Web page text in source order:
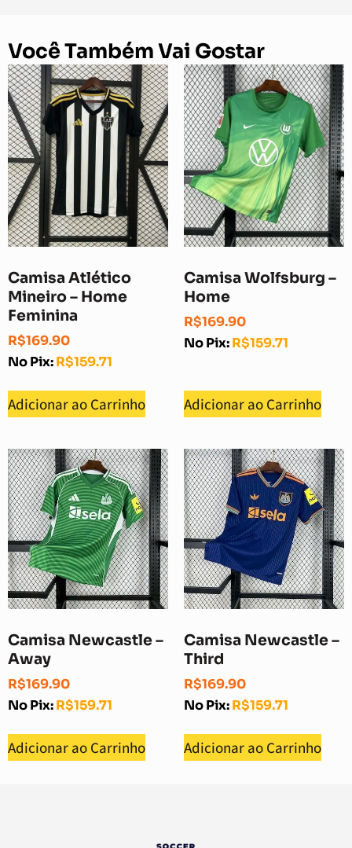
Você Também Vai Gostar
Camisa Atlético
Mineiro – Home
Feminina
R$169.90
No Pix:R$159.71
Adicionar ao Carrinho
Camisa Wolfsburg –
Home
R$169.90
No Pix:R$159.71
Adicionar ao Carrinho
Camisa Newcastle –
Away
R$169.90
No Pix:R$159.71
Adicionar ao Carrinho
Camisa Newcastle –
Third
R$169.90
No Pix:R$159.71
Adicionar ao Carrinho